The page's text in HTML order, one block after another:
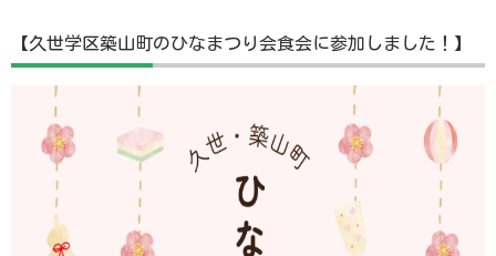
【久世学区築山町のひなまつり会食会に参加しました！】